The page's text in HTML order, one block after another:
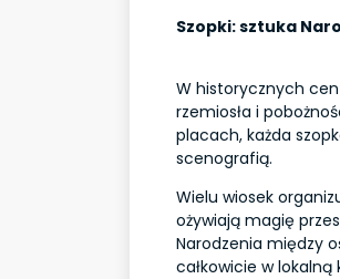
Szopki: sztuka
W historycznych
rzemiosła i
placach, każda
scenografią.
Wielu wiosek
ożywiają magię
Narodzenia między
całkowicie w lokalną